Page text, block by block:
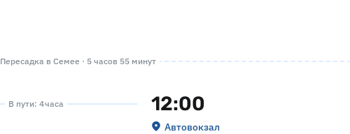
Пересадка в Семее · 5 часов 55 минут
В пути: 4 часа 12:00
Автовокзал